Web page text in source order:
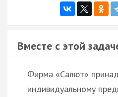
Вместе с этой
Фирма «Салют»
индивидуальному